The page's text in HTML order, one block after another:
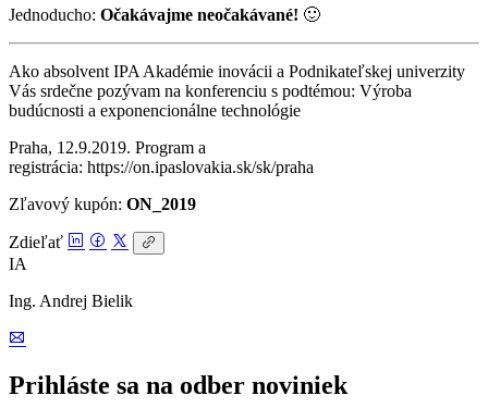
Jednoducho: Očakávajme neočakávané! 🙂
Ako absolvent IPA Akadémie inovácii a Podnikateľskej univerzity
Vás srdečne pozývam na konferenciu s podtémou: Výroba
budúcnosti a exponencionálne technológie
Praha, 12.9.2019. Program a
registrácia: https://on.ipaslovakia.sk/sk/praha
Zľavový kupón: ON_2019
Zdieľať
IA
Ing. Andrej Bielik
Prihláste sa na odber noviniek